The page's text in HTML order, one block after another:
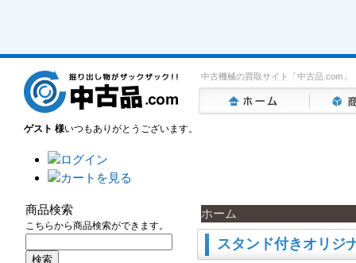
中古機械の買取サイト「中古品.com」
ゲスト 様いつもありがとうございます。
ホーム
スタンド付きオリ
商品検索
こちらから商品検索ができます。